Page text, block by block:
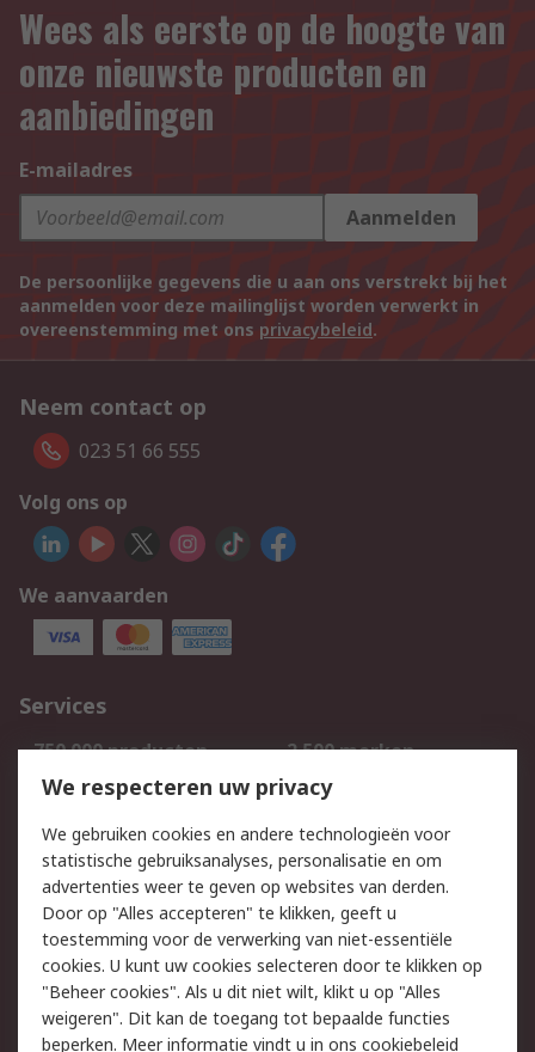
Wees als eerste op de hoogte van
onze nieuwste producten en
aanbiedingen
E-mailadres
Aanmelden
De persoonlijke gegevens die u aan ons verstrekt bij het
aanmelden voor deze mailinglijst worden verwerkt in
overeenstemming met ons privacybeleid.
Neem contact op
023 51 66 555
Volg ons op
We aanvaarden
Services
750.000 producten
2.500 merken
Bestellen
Inkoopoplossingen
Track & Trace
Wettelijk
Cookiebeleid
Email veiligheid
Privacybeleid
Websitevoorwaarden
Algemene
We respecteren uw privacy
We gebruiken cookies en andere technologieën voor
statistische gebruiksanalyses, personalisatie en om
advertenties weer te geven op websites van derden.
Door op "Alles accepteren" te klikken, geeft u
toestemming voor de verwerking van niet-essentiële
cookies. U kunt uw cookies selecteren door te klikken op
"Beheer cookies". Als u dit niet wilt, klikt u op "Alles
weigeren". Dit kan de toegang tot bepaalde functies
beperken. Meer informatie vindt u in ons cookiebeleid